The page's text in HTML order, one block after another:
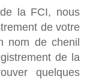
la FCI, nous
de votre
nom de chenil
de la
quelques